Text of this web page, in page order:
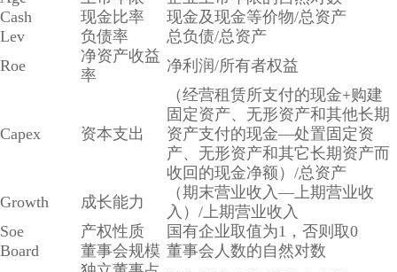
Cash
现金比率
现金及现金等价物/总资产
Lev
负债率
总负债/总资产
Roe
净资产收益
率
净利润/所有者权益
Capex 资本支出
（经营租赁所支付的现金+购建
固定资产、无形资产和其他长期
资产支付的现金—处置固定资
产、无形资产和其它长期资产而
收回的现金净额）/总资产
Growth
成长能力
（期末营业收入—上期营业收
入）/上期营业收入
Soe
产权性质
国有企业取值为1，否则取0
Board
董事会规模 董事会人数的自然对数